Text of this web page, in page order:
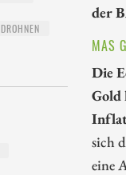
DROHNEN
der
MAS
Die
Gold
sich
eine